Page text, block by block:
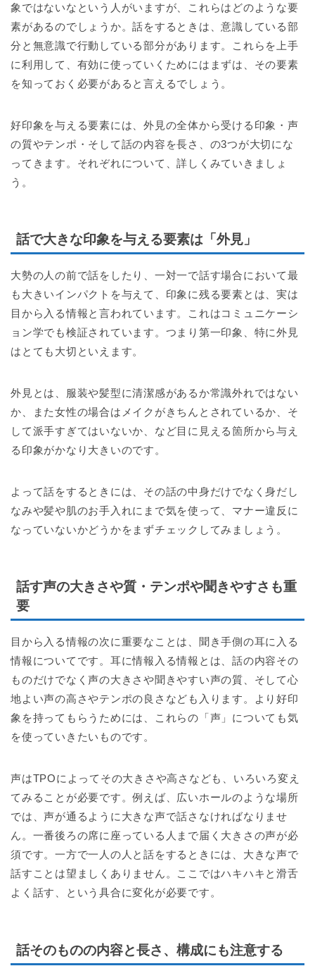
象ではないなという人がいますが、これらはどのような要
素があるのでしょうか。話をするときは、意識している部
分と無意識で行動している部分があります。これらを上手
に利用して、有効に使っていくためにはまずは、その要素
を知っておく必要があると言えるでしょう。
好印象を与える要素には、外見の全体から受ける印象・声
の質やテンポ・そして話の内容を長さ、の3つが大切にな
ってきます。それぞれについて、詳しくみていきましょ
う。
話で大きな印象を与える要素は「外見」
大勢の人の前で話をしたり、一対一で話す場合において最
も大きいインパクトを与えて、印象に残る要素とは、実は
目から入る情報と言われています。これはコミュニケーシ
ョン学でも検証されています。つまり第一印象、特に外見
はとても大切といえます。
外見とは、服装や髪型に清潔感があるか常識外れではない
か、また女性の場合はメイクがきちんとされているか、そ
して派手すぎてはいないか、など目に見える箇所から与え
る印象がかなり大きいのです。
よって話をするときには、その話の中身だけでなく身だし
なみや髪や肌のお手入れにまで気を使って、マナー違反に
なっていないかどうかをまずチェックしてみましょう。
話す声の大きさや質・テンポや聞きやすさも重
要
目から入る情報の次に重要なことは、聞き手側の耳に入る
情報についてです。耳に情報入る情報とは、話の内容その
ものだけでなく声の大きさや聞きやすい声の質、そして心
地よい声の高さやテンポの良さなども入ります。より好印
象を持ってもらうためには、これらの「声」についても気
を使っていきたいものです。
声はTPOによってその大きさや高さなども、いろいろ変え
てみることが必要です。例えば、広いホールのような場所
では、声が通るように大きな声で話さなければなりませ
ん。一番後ろの席に座っている人まで届く大きさの声が必
須です。一方で一人の人と話をするときには、大きな声で
話すことは望ましくありません。ここではハキハキと滑舌
よく話す、という具合に変化が必要です。
話そのものの内容と長さ、構成にも注意する